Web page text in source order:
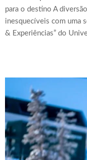
para o destino A
inesquecíveis com uma
& Experiências” do